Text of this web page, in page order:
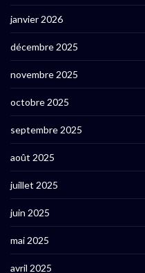
janvier 2026
décembre 2025
novembre 2025
octobre 2025
septembre 2025
août 2025
juillet 2025
juin 2025
mai 2025
avril 2025